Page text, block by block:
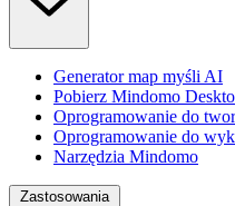
Generator map myśli AI
Pobierz Mindomo
Oprogramowanie do
Oprogramowanie do
Narzędzia Mindomo
Zastosowania